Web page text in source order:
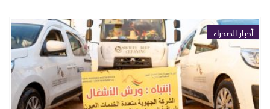
أخبار الصحراء